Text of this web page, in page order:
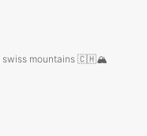
swiss mountains 🇨🇭🏔